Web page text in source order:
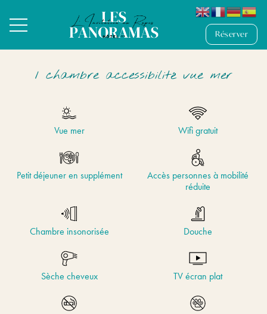
Réserver
1 chambre accessibilité vue mer
Vue mer Wifi gratuit
Petit déjeuner en supplément
Accès personnes à mobilité
réduite
Chambre insonorisée Douche
Sèche cheveux TV écran plat